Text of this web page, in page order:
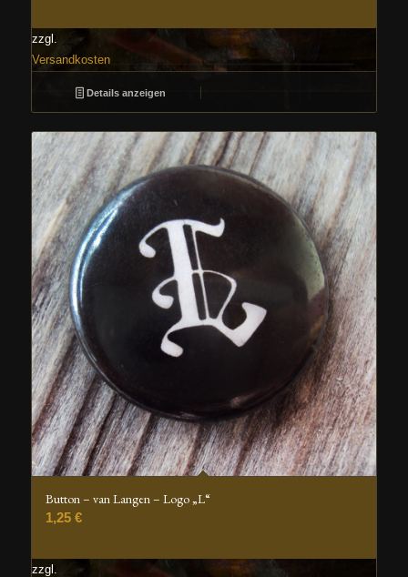
zzgl.
Versandkosten
Details anzeigen
Button – van Langen – Logo „L“
1,25 €
zzgl.